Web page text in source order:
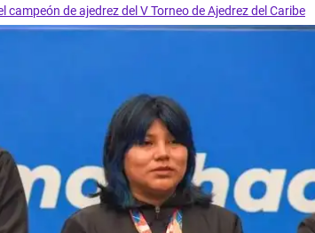
campeón de ajedrez del V Torneo de Ajedrez del Caribe